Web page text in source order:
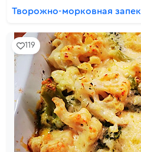
Творожно-морковная
119